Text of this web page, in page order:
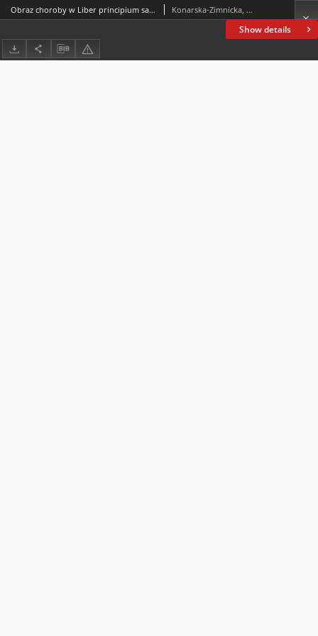
Show details
Obraz choroby w Liber principium sapientiae Abrahama ibn Ezry Konarska-Zimnicka, Sylwia